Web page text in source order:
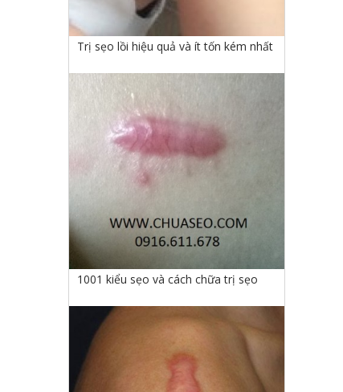
Trị sẹo lồi hiệu quả và ít tốn kém nhất
1001 kiểu sẹo và cách chữa trị sẹo